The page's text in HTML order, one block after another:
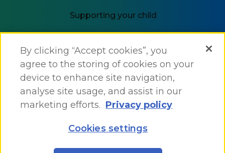
Supporting your child
i-THRIVE
One
By clicking “Accept cookies”, you
agree to the storing of cookies on your
device to enhance site navigation,
analyse site usage, and assist in our
marketing efforts. Privacy policy
Cookies settings